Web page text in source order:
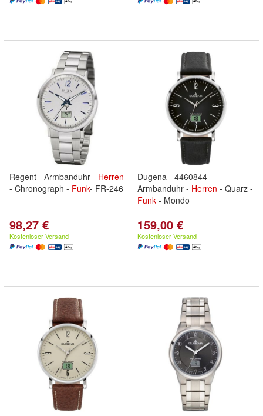
Regent - Armbanduhr - Herren
- Chronograph - Funk- FR-246
98,27 €
Kostenloser Versand
Dugena - 4460844 -
Armbanduhr - Herren - Quarz -
Funk - Mondo
159,00 €
Kostenloser Versand